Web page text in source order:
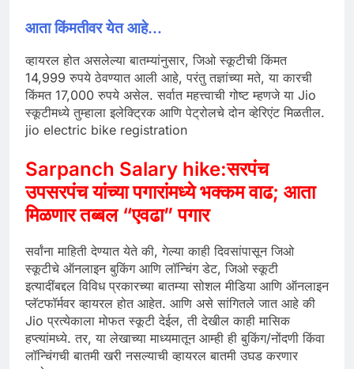
आता किंमतीवर येत आहे…
व्हायरल होत असलेल्या बातम्यांनुसार, जिओ स्कूटीची किंमत
14,999 रुपये ठेवण्यात आली आहे, परंतु तज्ञांच्या मते, या कारची
किंमत 17,000 रुपये असेल. सर्वात महत्त्वाची गोष्ट म्हणजे या Jio
स्कूटीमध्ये तुम्हाला इलेक्ट्रिक आणि पेट्रोलचे दोन व्हेरिएंट मिळतील.
jio electric bike registration
Sarpanch Salary hike:सरपंच
उपसरपंच यांच्या पगारांमध्ये भक्कम वाढ; आता
मिळणार तब्बल “एवढा” पगार
सर्वांना माहिती देण्यात येते की, गेल्या काही दिवसांपासून जिओ
स्कूटीचे ऑनलाइन बुकिंग आणि लॉन्चिंग डेट, जिओ स्कूटी
इत्यादींबद्दल विविध प्रकारच्या बातम्या सोशल मीडिया आणि ऑनलाइन
प्लॅटफॉर्मवर व्हायरल होत आहेत. आणि असे सांगितले जात आहे की
Jio प्रत्येकाला मोफत स्कूटी देईल, ती देखील काही मासिक
हप्त्यांमध्ये. तर, या लेखाच्या माध्यमातून आम्ही ही बुकिंग/नोंदणी किंवा
लॉन्चिंगची बातमी खरी नसल्याची व्हायरल बातमी उघड करणार